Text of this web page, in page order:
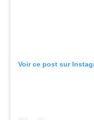
Voir ce post sur